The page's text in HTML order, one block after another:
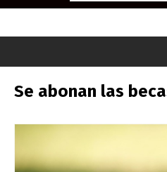
Se abonan las